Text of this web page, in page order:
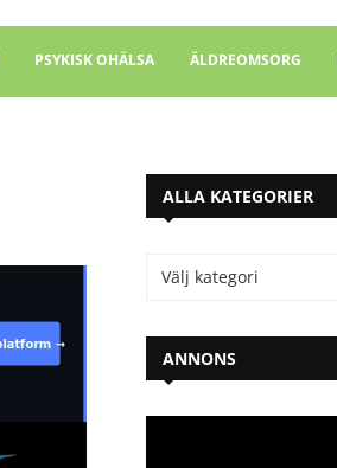
PSYKISK OHÄLSA ÄLDREOMSORG
ALLA KATEGORIER
ANNONS